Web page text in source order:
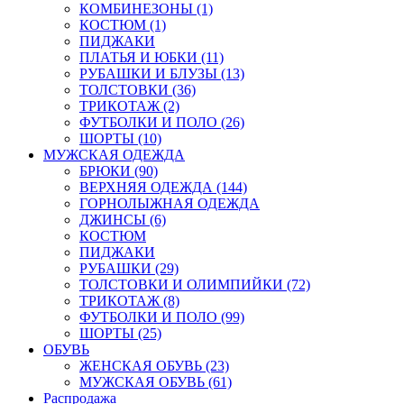
КОМБИНЕЗОНЫ (1)
КОСТЮМ (1)
ПИДЖАКИ
ПЛАТЬЯ И ЮБКИ (11)
РУБАШКИ И БЛУЗЫ (13)
ТОЛСТОВКИ (36)
ТРИКОТАЖ (2)
ФУТБОЛКИ И ПОЛО (26)
ШОРТЫ (10)
МУЖСКАЯ ОДЕЖДА
БРЮКИ (90)
ВЕРХНЯЯ ОДЕЖДА (144)
ГОРНОЛЫЖНАЯ ОДЕЖДА
ДЖИНСЫ (6)
КОСТЮМ
ПИДЖАКИ
РУБАШКИ (29)
ТОЛСТОВКИ И ОЛИМПИЙКИ (72)
ТРИКОТАЖ (8)
ФУТБОЛКИ И ПОЛО (99)
ШОРТЫ (25)
ОБУВЬ
ЖЕНСКАЯ ОБУВЬ (23)
МУЖСКАЯ ОБУВЬ (61)
Распродажа